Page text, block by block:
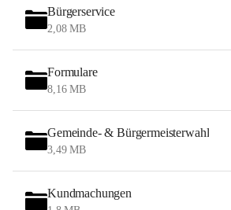
Bürgerservice
2,08 MB
Formulare
8,16 MB
Gemeinde- & Bürgermeisterwahl
3,49 MB
Kundmachungen